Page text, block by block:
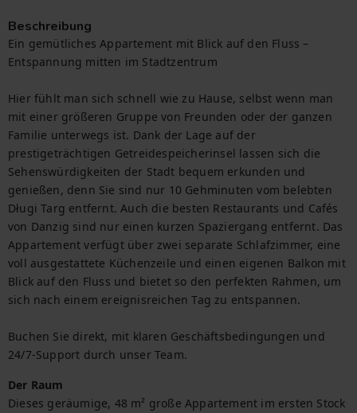
Beschreibung
Ein gemütliches Appartement mit Blick auf den Fluss –
Entspannung mitten im Stadtzentrum
Hier fühlt man sich schnell wie zu Hause, selbst wenn man
mit einer größeren Gruppe von Freunden oder der ganzen
Familie unterwegs ist. Dank der Lage auf der
prestigeträchtigen Getreidespeicherinsel lassen sich die
Sehenswürdigkeiten der Stadt bequem erkunden und
genießen, denn Sie sind nur 10 Gehminuten vom belebten
Długi Targ entfernt. Auch die besten Restaurants und Cafés
von Danzig sind nur einen kurzen Spaziergang entfernt. Das
Appartement verfügt über zwei separate Schlafzimmer, eine
voll ausgestattete Küchenzeile und einen eigenen Balkon mit
Blick auf den Fluss und bietet so den perfekten Rahmen, um
sich nach einem ereignisreichen Tag zu entspannen.
Buchen Sie direkt, mit klaren Geschäftsbedingungen und
24/7-Support durch unser Team.
Der Raum
Dieses geräumige, 48 m² große Appartement im ersten Stock